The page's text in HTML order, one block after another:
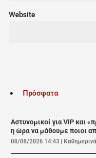
Website
Πρόσφατα
Αστυνομικοί για VIP και
η ώρα να μάθουμε ποιοι
08/08/2026 14:43